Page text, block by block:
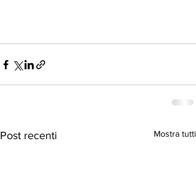
Post recenti Mostra tutti